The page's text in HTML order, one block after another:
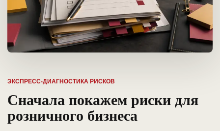
ЭКСПРЕСС-ДИАГНОСТИКА РИСКОВ
Сначала покажем риски для
розничного бизнеса